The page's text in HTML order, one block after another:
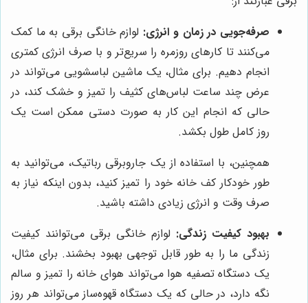
صرفه‌جویی در زمان و انرژی: لوازم خانگی برقی به ما کمک
می‌کنند تا کارهای روزمره را سریع‌تر و با صرف انرژی کمتری
انجام دهیم. برای مثال، یک ماشین لباسشویی می‌تواند در
عرض چند ساعت لباس‌های کثیف را تمیز و خشک کند، در
حالی که انجام این کار به صورت دستی ممکن است یک
روز کامل طول بکشد.
همچنین، با استفاده از یک جاروبرقی رباتیک، می‌توانید به
طور خودکار کف خانه خود را تمیز کنید، بدون اینکه نیاز به
صرف وقت و انرژی زیادی داشته باشید.
بهبود کیفیت زندگی: لوازم خانگی برقی می‌توانند کیفیت
زندگی ما را به طور قابل توجهی بهبود بخشند. برای مثال،
یک دستگاه تصفیه هوا می‌تواند هوای خانه را تمیز و سالم
نگه دارد، در حالی که یک دستگاه قهوه‌ساز می‌تواند هر روز